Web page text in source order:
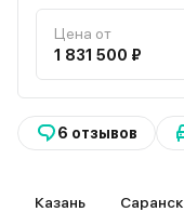
Цена от
1 831 500 ₽
6 отзывов
Казань Саранск